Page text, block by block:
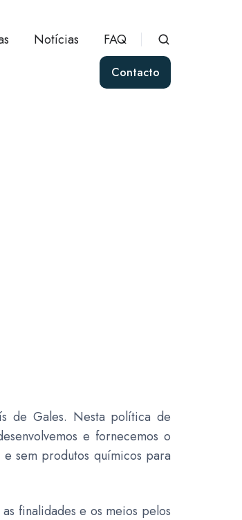
Notícias FAQ
Contacto
de Gales. Nesta política de
e fornecemos o
sem produtos químicos para
finalidades e os meios pelos